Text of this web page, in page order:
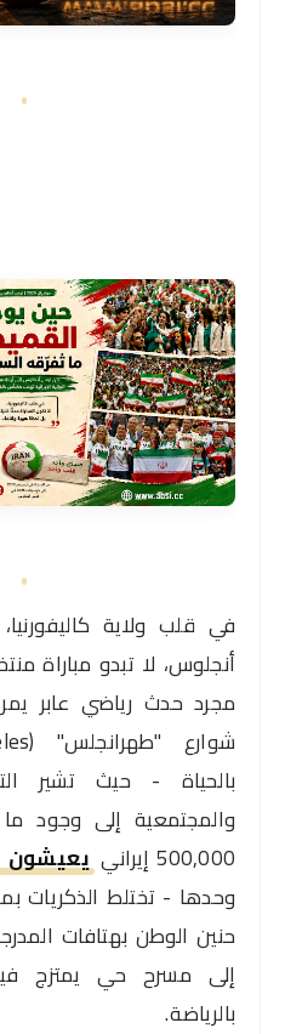
في قلب ولاية
أنجلوس، لا تبدو مباراة
مجرد حدث رياضي عابر
بالحياة - حيث تشير
500,000 إيراني
يعيشون
وحدها - تختلط الذكريات
حنين الوطن بهتافات
إلى مسرح حي يمتزج
بالرياضة.